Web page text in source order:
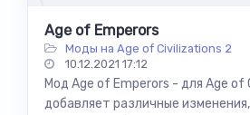
Age of Emperors
Моды на Age of Civilizations 2
10.12.2021 17:12
Мод Age of Emperors - для Age of
добавляет различные